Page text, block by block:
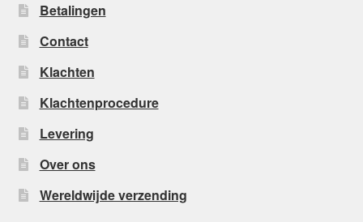
Betalingen
Contact
Klachten
Klachtenprocedure
Levering
Over ons
Wereldwijde verzending